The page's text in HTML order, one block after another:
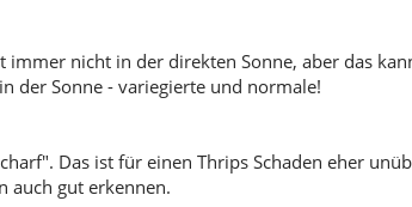
immer nicht in der direkten Sonne, aber das
der Sonne - variegierte und normale!
Das ist für einen Thrips Schaden eher
auch gut erkennen.